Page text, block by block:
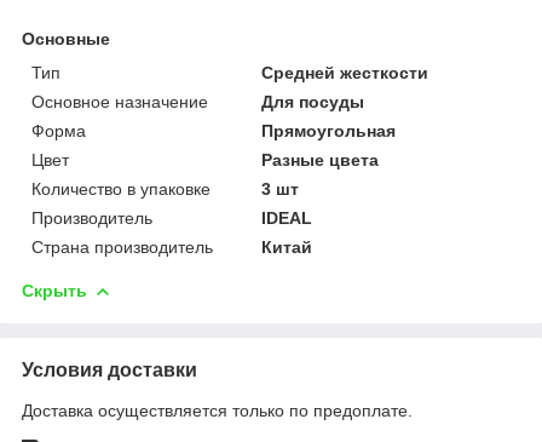
Основные
Тип
Средней жесткости
Основное назначение
Для посуды
Форма
Прямоугольная
Цвет
Разные цвета
Количество в упаковке
3 шт
Производитель
IDEAL
Страна производитель
Китай
Скрыть
Условия доставки
Доставка осуществляется только по предоплате.